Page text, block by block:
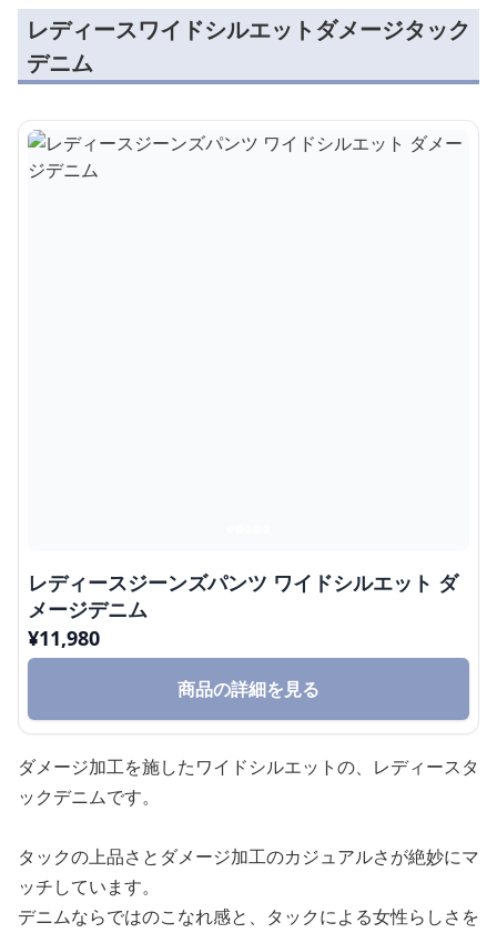
レディースワイドシルエットダメージタック
デニム
レディースジーンズパンツ ワイドシルエット ダ
メージデニム
¥11,980
商品の詳細を見る
ダメージ加工を施したワイドシルエットの、レディースタ
ックデニムです。
タックの上品さとダメージ加工のカジュアルさが絶妙にマ
ッチしています。
デニムならではのこなれ感と、タックによる女性らしさを